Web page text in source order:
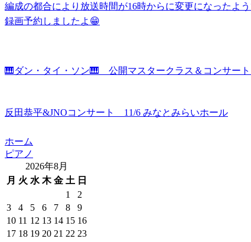
編成の都合により放送時間が16時からに変更になったよ
録画予約しましたよ😁
🎹ダン・タイ・ソン🎹 公開マスタークラス＆コンサー
反田恭平&JNOコンサート 11/6 みなとみらいホール
ホーム
ピアノ
2026年8月
月 火 水 木 金 土 日
1
2
3
4 5 6 7 8
9
10 11 12 13 14 15 16
17 18 19 20 21 22 23